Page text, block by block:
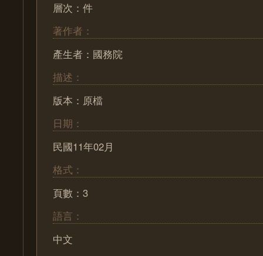
層次：件
著作者：
產生者：國務院
描述：
版本：原檔
日期：
民國11年02月
格式：
頁數：3
語言：
中文